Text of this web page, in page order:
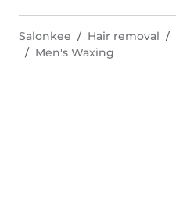
Salonkee Hair removal
Men's Waxing